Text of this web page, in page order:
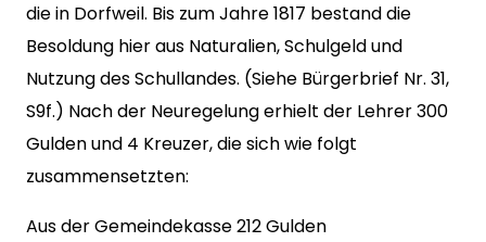
die in Dorfweil. Bis zum Jahre 1817 bestand die
Besoldung hier aus Naturalien, Schulgeld und
Nutzung des Schullandes. (Siehe Bürgerbrief Nr. 31,
S9f.) Nach der Neuregelung erhielt der Lehrer 300
Gulden und 4 Kreuzer, die sich wie folgt
zusammensetzten:
Aus der Gemeindekasse 212 Gulden